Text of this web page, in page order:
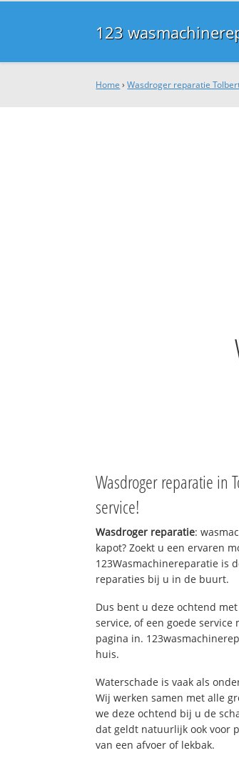
123
Home ›Wasdroger reparatie
Wasdroger reparatie in
service!
Wasdroger reparatie:
kapot? Zoekt u een ervaren
123Wasmachinereparatie is
reparaties bij u in de buurt.
Dus bent u deze ochtend
service, of een goede
pagina in.
huis.
Waterschade is vaak als
Wij werken samen met alle
we deze ochtend bij u de
dat geldt natuurlijk ook voor
van een afvoer of lekbak.